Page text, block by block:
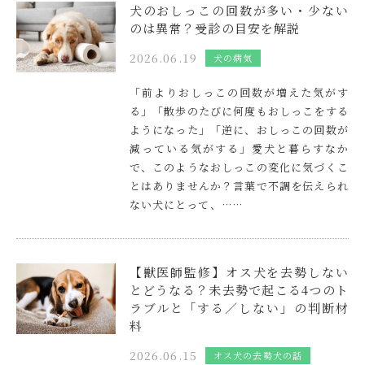
犬のおしっこの回数が多い・少ない
のは異常？受診の目安を解説
2026.06.19 犬の病気
「前よりおしっこの回数が増えた気がす
る」「散歩のたびに何度もおしっこをする
ようになった」「逆に、おしっこの回数が
減っている気がする」愛犬と暮らすなか
で、このようなおしっこの変化に気づくこ
とはありませんか？言葉で不調を伝えられ
ない犬にとって、……
【獣医師監修】オス犬を去勢しない
とどうなる？未去勢で起こる4つのト
ラブルと「する／しない」の判断材
料
2026.06.15 オス犬の去勢犬の話